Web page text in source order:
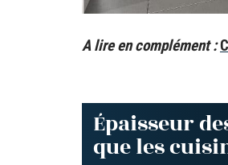
A lire en complément :
Épaisseur
que les